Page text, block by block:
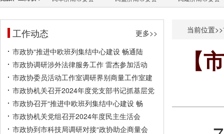
工作动态
更多>>
市政协“推进中欧班列集结中心建设 畅通陆
市政协调研涉外法律服务工作 雷杰参加活动
市政协委员活动工作室调研界别商量工作室建
市政协机关召开2024年度党支部书记抓基层党
市政协召开“推进中欧班列集结中心建设 畅
市政协机关党组召开2024年度民主生活会
市政协到市科技局调研对接“政协助企商量会
当前位置>>
【